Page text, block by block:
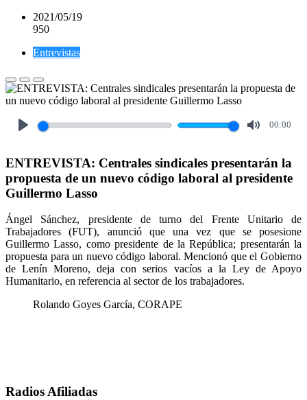
2021/05/19
950
Entrevistas
00:00
ENTREVISTA: Centrales sindicales presentarán la
propuesta de un nuevo código laboral al presidente
Guillermo Lasso
Ángel Sánchez, presidente de turno del Frente Unitario de
Trabajadores (FUT), anunció que una vez que se posesione
Guillermo Lasso, como presidente de la República; presentarán la
propuesta para un nuevo código laboral. Mencionó que el Gobierno
de Lenín Moreno, deja con serios vacíos a la Ley de Apoyo
Humanitario, en referencia al sector de los trabajadores.
Rolando Goyes García, CORAPE
Radios Afiliadas